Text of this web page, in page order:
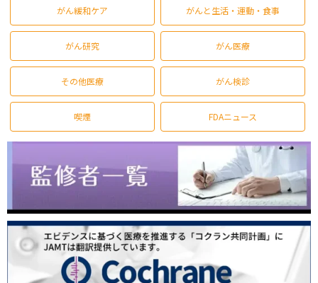
がん緩和ケア がんと生活・運動・食事
がん研究 がん医療
その他医療 がん検診
喫煙 FDAニュース